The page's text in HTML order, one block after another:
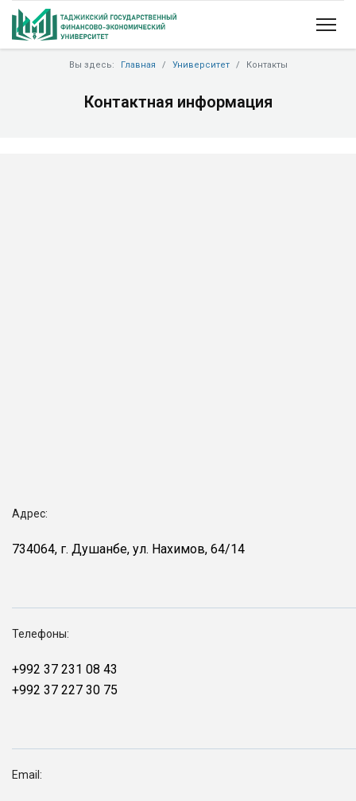
Вы здесь: Главная Университет Контакты
Контактная информация
Адрес:
734064, г. Душанбе, ул. Нахимов, 64/14
Телефоны:
+992 37 231 08 43
+992 37 227 30 75
Email: